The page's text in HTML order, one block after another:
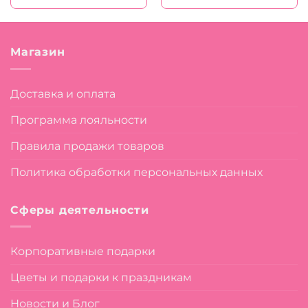
Магазин
Доставка и оплата
Программа лояльности
Правила продажи товаров
Политика обработки персональных данных
Сферы деятельности
Корпоративные подарки
Цветы и подарки к праздникам
Новости и Блог